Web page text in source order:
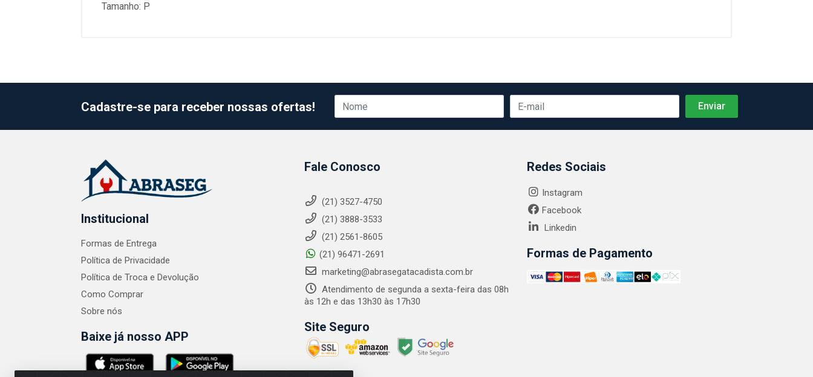
Tamanho: P
Cadastre-se para receber nossas ofertas!
Institucional
Formas de Entrega
Política de Privacidade
Política de Troca e Devolução
Como Comprar
Sobre nós
Baixe já nosso APP
Fale Conosco
(21) 3527-4750
(21) 3888-3533
(21) 2561-8605
(21) 96471-2691
marketing@abrasegatacadista.com.br
Atendimento de segunda a sexta-feira das 08h
às 12h e das 13h30 às 17h30
Site Seguro
Redes Sociais
Instagram
Facebook
Linkedin
Formas de Pagamento